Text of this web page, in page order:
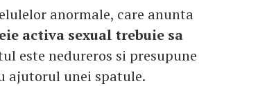
anormale, care anunta
activa sexual trebuie sa
este nedureros si presupune
ajutorul unei spatule.